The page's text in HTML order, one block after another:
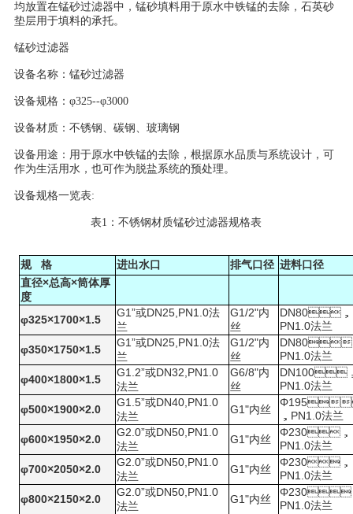
均放置在锰砂过滤器中，锰砂填料用于原水中铁锰的去除，石英砂
垫层用于填料的承托。
锰砂过滤器
设备名称：锰砂过滤器
设备规格：φ325--φ3000
设备材质：不锈钢、碳钢、玻璃钢
设备用途：用于原水中铁锰的去除，根据原水品质与系统设计，可
作为生活用水，也可作为脱盐系统的预处理。
设备规格一览表:
表1：不锈钢材质锰砂过滤器规格表
规 格 进出水口 排气口径 进料口径
直径×总高×筒体厚
度
φ325×1700×1.5
G1”或DN25,PN1.0法
兰
G1/2"内
丝
DN80，
PN1.0法兰
φ350×1750×1.5
G1”或DN25,PN1.0法
兰
G1/2"内
丝
DN80
PN1.0法兰
φ400×1800×1.5
G1.2”或DN32,PN1.0
法兰
G6/8"内
丝
DN100
PN1.0法兰
φ500×1900×2.0
G1.5”或DN40,PN1.0
法兰
G1"内丝
Φ195
， PN1.0法兰
φ600×1950×2.0
G2.0”或DN50,PN1.0
法兰
G1"内丝
Φ230，
PN1.0法兰
φ700×2050×2.0
G2.0”或DN50,PN1.0
法兰
G1"内丝
Φ230，
PN1.0法兰
φ800×2150×2.0
G2.0”或DN50,PN1.0
法兰
G1"内丝
Φ230
PN1.0法兰